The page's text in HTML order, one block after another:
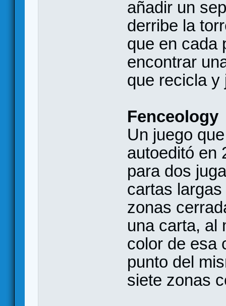
añadir un
derribe la
que en cada
encontrar
que recicla y
Fenceology
Un juego
autoeditó en
para dos
cartas
zonas
una carta, al
color de esa
punto del
siete zonas